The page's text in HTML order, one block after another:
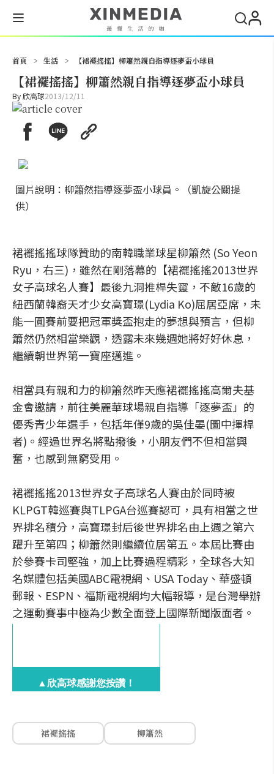
首頁 > 生活 > 【裙襬搖搖】柳簫然親自指導逐夢盃小球員
【裙襬搖搖】柳簫然親自指導逐夢盃小球員
By欣高球2013/12/11
圖片說明：柳簫然指導逐夢盃小球員。（凱旋公關提
供）
裙襬搖搖球隊贊助的南韓職業球星柳簫然 (So Yeon
Ryu，右三)，雖然在剛落幕的【裙襬搖搖2013世界
女子高球名人賽】最後九洞推桿失靈，不敵16歲的
紐西蘭韓裔天才少女高寶璟(Lydia Ko)屈居亞席，未
能一圓賽前要把冠軍獎盃抱走的夢想與預言，但柳
簫然仍然相當樂觀，透露未來幾週她將好好休息，
繼續朝世界第一寶座邁進。
相當具有親和力的柳簫然昨天應裙襬搖搖高爾夫基
金會邀請，前往美麗華球場親自指導「逐夢盃」的
優秀青少年選手，包括年僅9歲的吳佳晏(圖中揮桿
者)。經過世界名將點撥後，小朋友們不但相當興
奮，也感到無窮受用。
裙襬搖搖2013世界女子高球名人賽由於同時被
KLPGT韓巡賽與TLPGA台巡賽認可，具有相當之世
界排名積分，高寶璟封后後世界排名由上週之第六
躍升至第四；柳簫然則繼續位居第五。本屆比賽由
於參賽卡司堅強，加上比賽過程精彩，全球各大知
名媒體包括美國ABC電視網、USA Today、華盛頓
郵報、ESPN、福斯電視網均大幅報導，是台灣舉辦
之運動賽事中極為少數全面登上國際新聞版面者。
▲欣高球感謝您按讚！
裙襬搖搖 柳簫然